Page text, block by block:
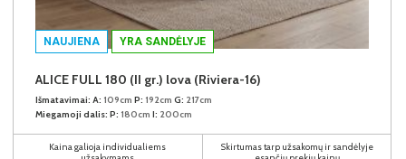
NAUJIENA YRA SANDĖLYJE
ALICE FULL 180 (II gr.) lova (Riviera-16)
Išmatavimai: A: 109cm P: 192cm G: 217cm
Miegamoji dalis: P: 180cm I: 200cm
Kaina galioja individualiems
Skirtumas tarp užsakomų ir sandėlyje